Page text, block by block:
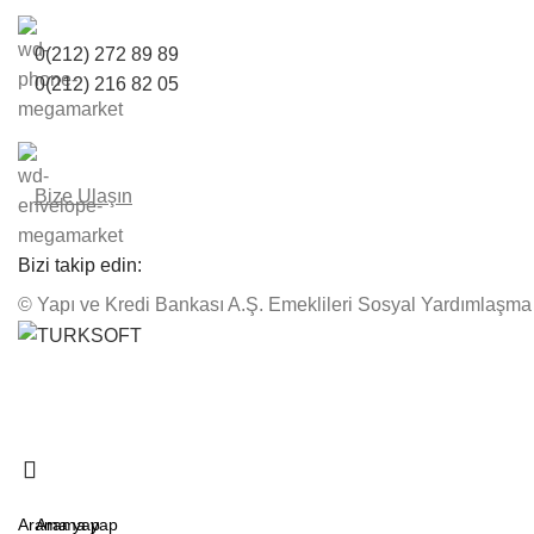
0(212) 272 89 89
0(212) 216 82 05
Bize Ulaşın
Bizi takip edin:
© Yapı ve Kredi Bankası A.Ş. Emeklileri Sosyal